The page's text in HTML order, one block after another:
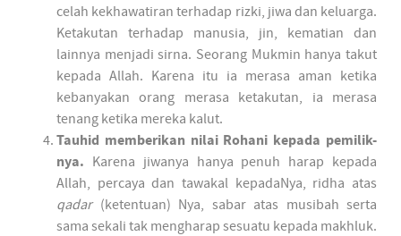
celah kekhawatiran terhadap rizki, jiwa dan keluarga.
Ketakutan terhadap manusia, jin, kematian dan
lainnya menjadi sirna. Seorang Mukmin hanya takut
kepada Allah. Karena itu ia merasa aman ketika
kebanyakan orang merasa ketakutan, ia merasa
tenang ketika mereka kalut.
Tauhid memberikan nilai Rohani kepada pemilik-
nya. Karena jiwanya hanya penuh harap kepada
Allah, percaya dan tawakal kepadaNya, ridha atas
qadar (ketentuan) Nya, sabar atas musibah serta
sama sekali tak mengharap sesuatu kepada makhluk.